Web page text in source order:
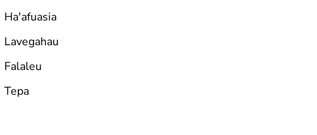
pose les pieds en 1768. Les premiers missionnaires s'y
installent au XIXème siècle et confèrent à
Futunale statut de territoire d'outre-mer en 1961.
Ha'afuasia
Lavegahau
Falaleu
Tepa